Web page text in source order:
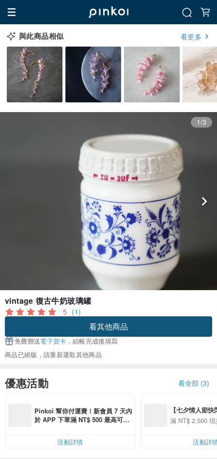
與此商品相似 看更多
1/3
vintage 復古牛奶玻璃罐
5 (1)
看其他商品
免費贈送電子賀卡 ，結帳完成後填寫
商品已絕版，請重新選取其他商品
優惠活動 看全部 (3)
Pinkoi 幫你付運費！新會員 7 天內
於 APP 下單滿 NT$ 500 最高可折
活動詳情
【七夕情人節
用 APP 購買任
00 現折 NT$100
滿 NT$ 2,500
活動詳